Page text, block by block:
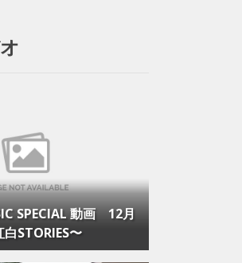
SPECIAL 動画 12月
STORIES〜